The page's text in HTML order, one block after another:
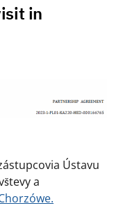
in
Ústavu
a